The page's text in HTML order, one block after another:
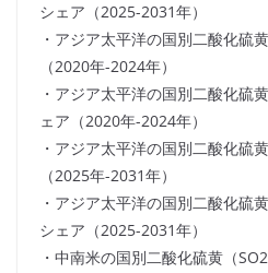
シェア（2025-2031年）
・アジア太平洋の国別二酸化硫
（2020年-2024年）
・アジア太平洋の国別二酸化硫
ェア（2020年-2024年）
・アジア太平洋の国別二酸化硫
（2025年-2031年）
・アジア太平洋の国別二酸化硫
シェア（2025-2031年）
・中南米の国別二酸化硫黄（